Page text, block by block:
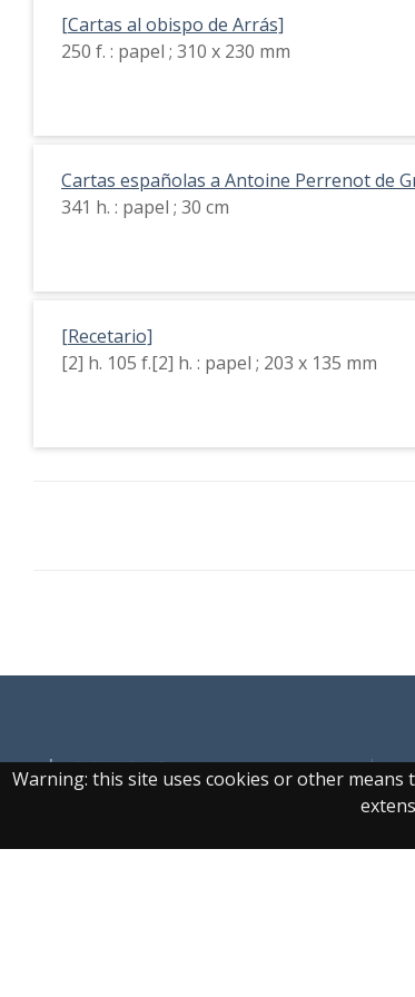
Warning: this site uses cookies or other
[Cartas al obispo de Arrás]
250 f. : papel ; 310 x 230 mm
Cartas españolas a Antoine Perrenot de
341 h. : papel ; 30 cm
[Recetario]
[2] h. 105 f.[2] h. : papel ; 203 x 135 mm